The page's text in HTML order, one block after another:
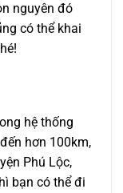
nguyên đó
có thể khai
hệ thống
hơn 100km,
Phú Lộc,
bạn có thể đi